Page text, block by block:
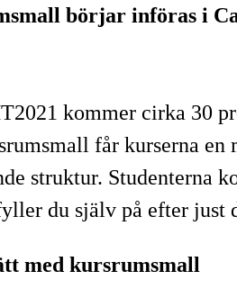
börjar införas i
kommer cirka 30
får kurserna en
struktur. Studenterna
du själv på efter just
med kursrumsmall